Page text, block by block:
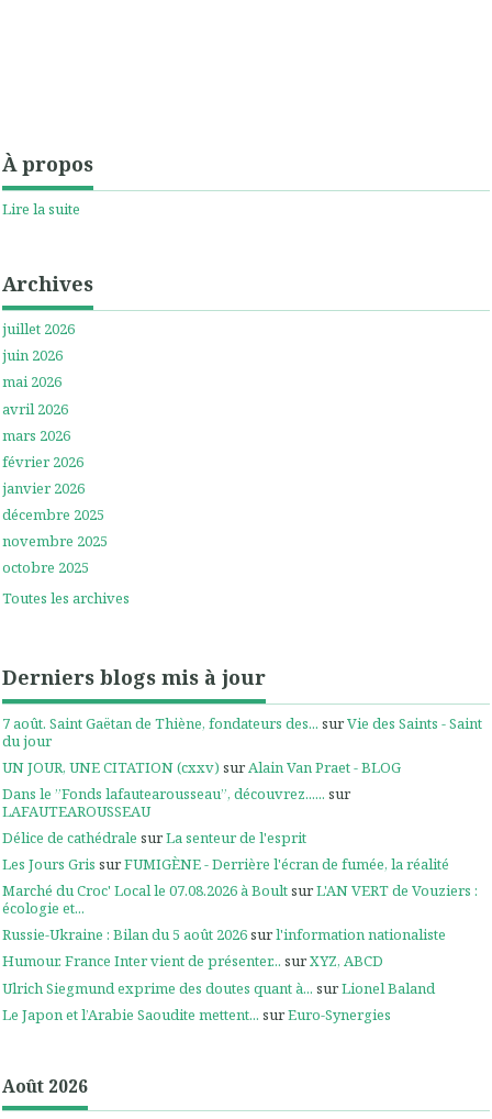
À propos
Lire la suite
Archives
juillet 2026
juin 2026
mai 2026
avril 2026
mars 2026
février 2026
janvier 2026
décembre 2025
novembre 2025
octobre 2025
Toutes les archives
Derniers blogs mis à jour
7 août. Saint Gaëtan de Thiène, fondateurs des... surVie des Saints - Saint
du jour
UN JOUR, UNE CITATION (cxxv) surAlain Van Praet - BLOG
Dans le ”Fonds lafautearousseau”, découvrez...... sur
LAFAUTEAROUSSEAU
Délice de cathédrale surLa senteur de l'esprit
Les Jours Gris surFUMIGÈNE - Derrière l'écran de fumée, la réalité
Marché du Croc' Local le 07.08.2026 à BoultsurL'AN VERT de Vouziers :
écologie et...
Russie-Ukraine : Bilan du 5 août 2026surl'information nationaliste
Humour. France Inter vient de présenter... surXYZ, ABCD
Ulrich Siegmund exprime des doutes quant à... surLionel Baland
Le Japon et l’Arabie Saoudite mettent... surEuro-Synergies
Août 2026